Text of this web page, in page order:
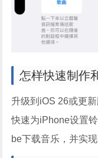
怎样快速制作
升级到iOS 26或更
快速为iPhone设置
be下载音乐，并实